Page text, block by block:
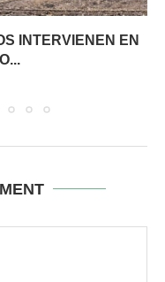
INTERVIENEN EN